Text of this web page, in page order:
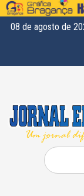
08 de agosto de
Pesquisar
por: